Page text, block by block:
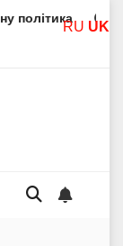
Молитва
RU UK